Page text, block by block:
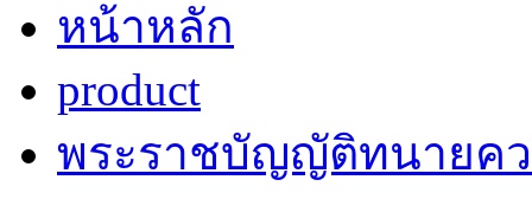
หน้าหลัก
product
พระราชบัญญัติทนายค